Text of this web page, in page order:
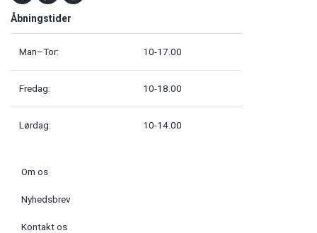
Åbningstider
Man–Tor: 10-17.00
Fredag: 10-18.00
Lørdag: 10-14.00
Om os
Nyhedsbrev
Kontakt os